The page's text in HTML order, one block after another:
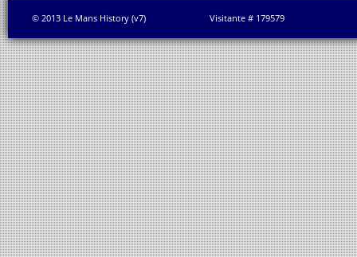
© 2013 Le Mans History (v7) Visitante # 179579